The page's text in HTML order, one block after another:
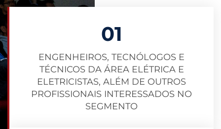
01
ENGENHEIROS, TECNÓLOGOS E
TÉCNICOS DA ÁREA ELÉTRICA E
ELETRICISTAS, ALÉM DE OUTROS
PROFISSIONAIS INTERESSADOS NO
SEGMENTO